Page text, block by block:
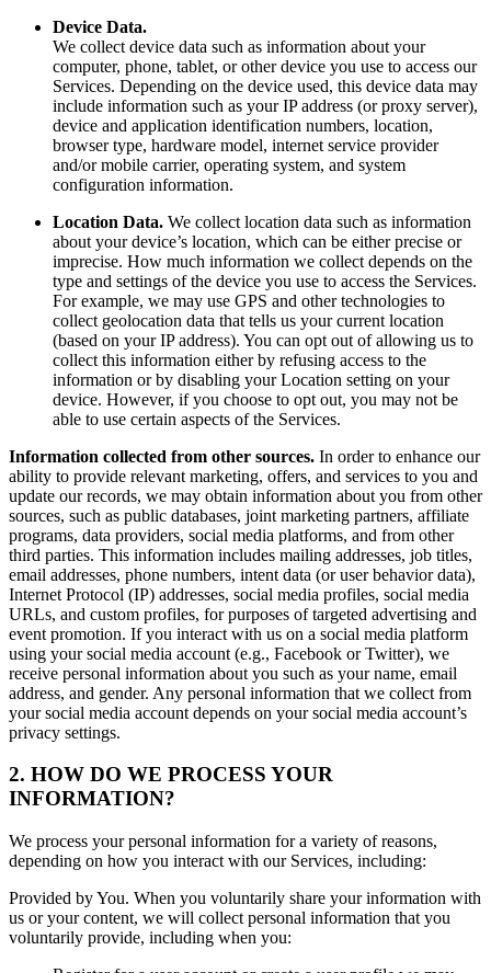
Device Data.
We collect device data such as information about your
computer, phone, tablet, or other device you use to access our
Services. Depending on the device used, this device data may
include information such as your IP address (or proxy server),
device and application identification numbers, location,
browser type, hardware model, internet service provider
and/or mobile carrier, operating system, and system
configuration information.
Location Data. We collect location data such as information
about your device’s location, which can be either precise or
imprecise. How much information we collect depends on the
type and settings of the device you use to access the Services.
For example, we may use GPS and other technologies to
collect geolocation data that tells us your current location
(based on your IP address). You can opt out of allowing us to
collect this information either by refusing access to the
information or by disabling your Location setting on your
device. However, if you choose to opt out, you may not be
able to use certain aspects of the Services.
Information collected from other sources. In order to enhance our
ability to provide relevant marketing, offers, and services to you and
update our records, we may obtain information about you from other
sources, such as public databases, joint marketing partners, affiliate
programs, data providers, social media platforms, and from other
third parties. This information includes mailing addresses, job titles,
email addresses, phone numbers, intent data (or user behavior data),
Internet Protocol (IP) addresses, social media profiles, social media
URLs, and custom profiles, for purposes of targeted advertising and
event promotion. If you interact with us on a social media platform
using your social media account (e.g., Facebook or Twitter), we
receive personal information about you such as your name, email
address, and gender. Any personal information that we collect from
your social media account depends on your social media account’s
privacy settings.
2. HOW DO WE PROCESS YOUR
INFORMATION?
We process your personal information for a variety of reasons,
depending on how you interact with our Services, including:
Provided by You. When you voluntarily share your information with
us or your content, we will collect personal information that you
voluntarily provide, including when you: